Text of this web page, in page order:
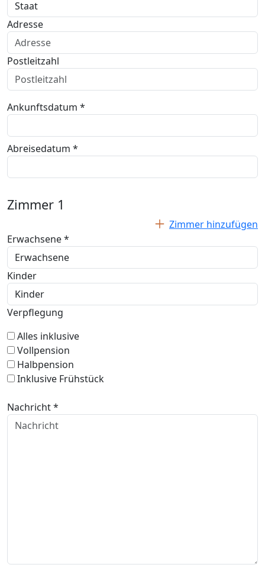
Adresse
Postleitzahl
Ankunftsdatum *
Abreisedatum *
Zimmer 1
Zimmer hinzufügen
Erwachsene *
Kinder
Verpflegung
Alles inklusive
Vollpension
Halbpension
Inklusive Frühstück
Nachricht *